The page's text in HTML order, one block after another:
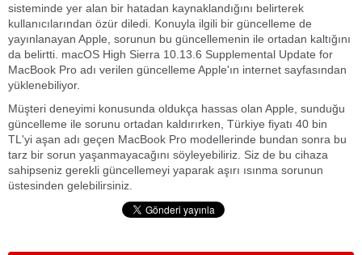
sisteminde yer alan bir hatadan kaynaklandığını belirterek
kullanıcılarından özür diledi. Konuyla ilgili bir güncelleme de
yayınlanayan Apple, sorunun bu güncellemenin ile ortadan kaltığını
da belirtti. macOS High Sierra 10.13.6 Supplemental Update for
MacBook Pro adı verilen güncelleme Apple'ın internet sayfasından
yüklenebiliyor.
Müşteri deneyimi konusunda oldukça hassas olan Apple, sunduğu
güncelleme ile sorunu ortadan kaldırırken, Türkiye fiyatı 40 bin
TL'yi aşan adı geçen MacBook Pro modellerinde bundan sonra bu
tarz bir sorun yaşanmayacağını söyleyebiliriz. Siz de bu cihaza
sahipseniz gerekli güncellemeyi yaparak aşırı ısınma sorunun
üstesinden gelebilirsiniz.